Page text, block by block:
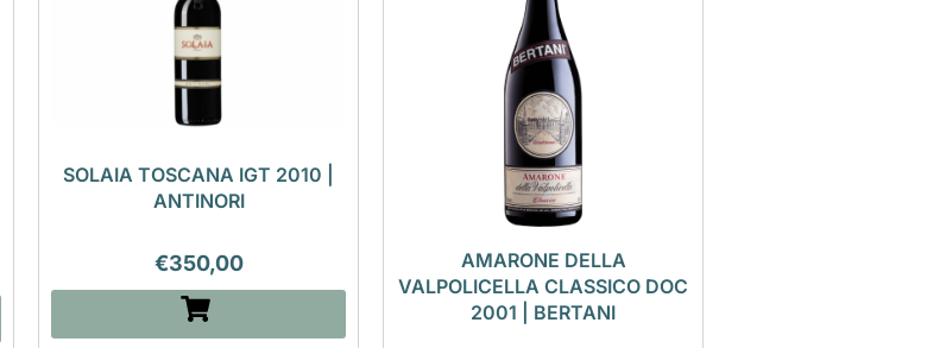
SOLAIA TOSCANA IGT 2010 |
ANTINORI
€350,00
AMARONE DELLA
VALPOLICELLA CLASSICO DOC
2001 | BERTANI